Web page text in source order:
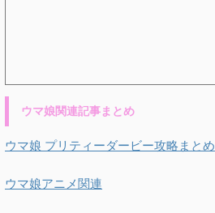
ウマ娘関連記事まとめ
ウマ娘 プリティーダービー攻略まとめ
ウマ娘アニメ関連